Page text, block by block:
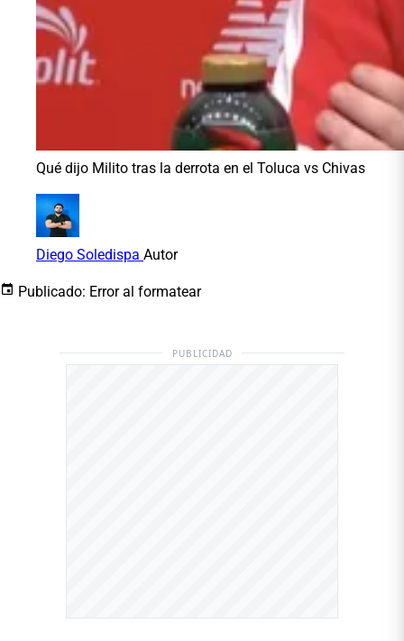
Qué dijo Milito tras la derrota en el Toluca vs Chivas
Diego Soledispa Autor
Publicado: Error al formatear
PUBLICIDAD